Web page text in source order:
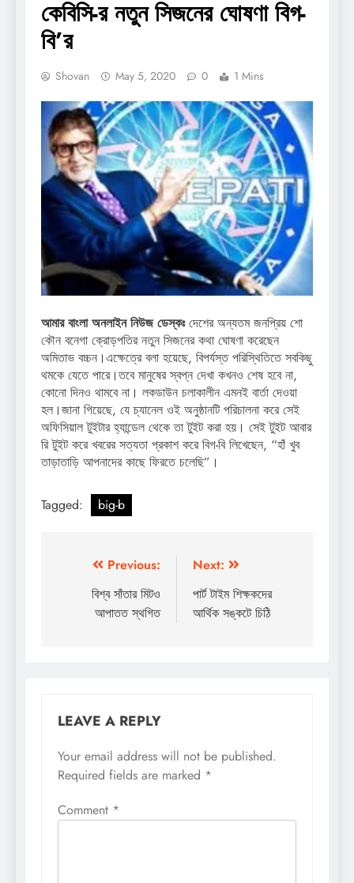
কেবিসি-র নতুন সিজনের ঘোষণা বিগ-
বি’র
Shovan May 5, 2020 0 1 Mins
আমার বাংলা অনলাইন নিউজ ডেস্কঃদেশের অন্যতম জনপ্রিয় শো
কৌন বনেগা ক্রোড়পতির নতুন সিজনের কথা ঘোষণা করেছেন
অমিতাভ বচ্চন।এক্ষেত্রে বলা হয়েছে, বিপর্যস্ত পরিস্থিতিতে সবকিছু
থমকে যেতে পারে।তবে মানুষের স্বপ্ন দেখা কখনও শেষ হবে না,
কোনো দিনও থামবে না। লকডাউন চলাকালীন এমনই বার্তা দেওয়া
হল।জানা গিয়েছে, যে চ্যানেল ওই অনুষ্ঠানটি পরিচালনা করে সেই
অফিসিয়াল টুইটার হ্যান্ডেল থেকে তা টুইট করা হয়। সেই টুইট আবার
রি টুইট করে খবরের সত্যতা প্রকাশ করে বিগ-বি লিখেছেন, “হাঁ খুব
তাড়াতাড়ি আপনাদের কাছে ফিরতে চলেছি”।
Tagged: big-b
navigation
Previous:
বিশ্ব সাঁতার মিটও
আপাতত স্থগিত
Next:
পার্ট টাইম শিক্ষকদের
আর্থিক সঙ্কটে চিঠি
LEAVE A REPLY
Your email address will not be published.
Required fields are marked *
Comment *